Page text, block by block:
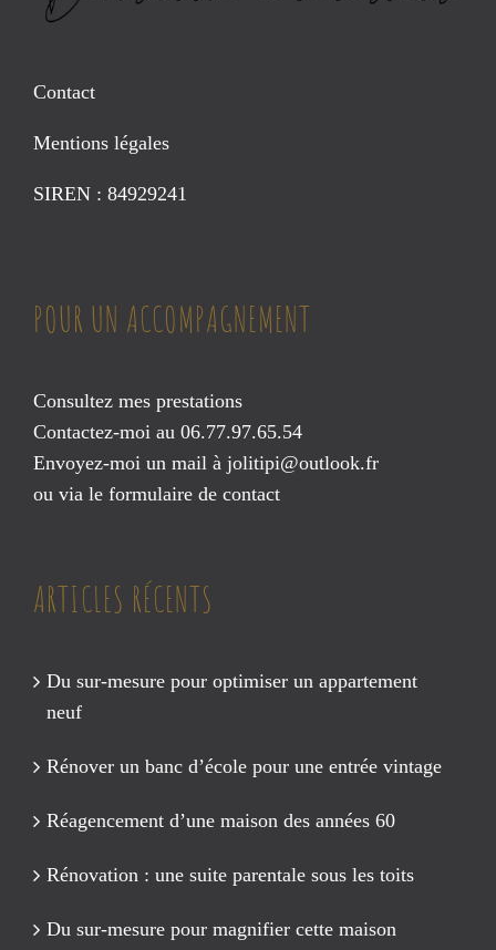
Contact
Mentions légales
SIREN : 84929241
POUR UN ACCOMPAGNEMENT
Consultez mes prestations
Contactez-moi au 06.77.97.65.54
Envoyez-moi un mail à jolitipi@outlook.fr
ou via le formulaire de contact
ARTICLES RÉCENTS
Du sur-mesure pour optimiser un appartement
neuf
Rénover un banc d’école pour une entrée vintage
Réagencement d’une maison des années 60
Rénovation : une suite parentale sous les toits
Du sur-mesure pour magnifier cette maison